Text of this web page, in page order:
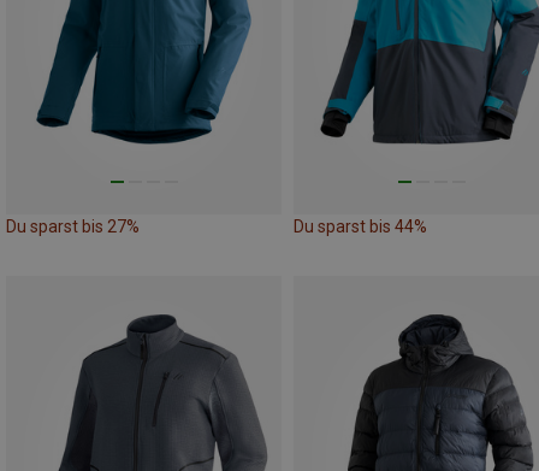
Du sparst bis 27% Du sparst bis 44%